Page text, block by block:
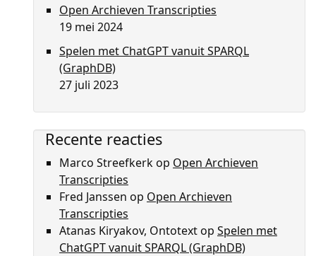
Open Archieven Transcripties
19 mei 2024
Spelen met ChatGPT vanuit SPARQL
(GraphDB)
27 juli 2023
Recente reacties
Marco Streefkerkop Open Archieven
Transcripties
Fred Janssen op Open Archieven
Transcripties
Atanas Kiryakov, Ontotextop Spelen met
ChatGPT vanuit SPARQL (GraphDB)